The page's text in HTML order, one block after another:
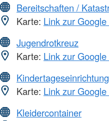
Bereitschaften /
Karte: Link zur
Jugendrotkreuz
Karte: Link zur
Kindertageseinrichtung
Karte: Link zur
Kleidercontainer